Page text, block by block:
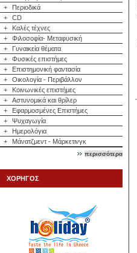
+
Περιοδικά
+
CD
+
Καλές τέχνες
+
Φιλοσοφία- Μεταφυσική
+
Γυναικεία θέματα
+
Φυσικές επιστήμες
+
Επιστημονική φαντασία
+
Οικολογία - Περιβάλλον
+
Κοινωνικές επιστήμες
+
Αστυνομικά και θρίλερ
+
Εφαρμοσμένες Επιστήμες
+
Ψυχαγωγία
+
Ημερολόγια
+
Μάνατζμεντ - Μάρκετινγκ
περισσότερα
ΧΟΡΗΓΟΣ